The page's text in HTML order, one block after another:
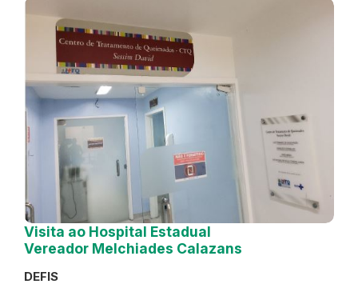
Visita ao Hospital Estadual
Vereador Melchiades Calazans
DEFIS